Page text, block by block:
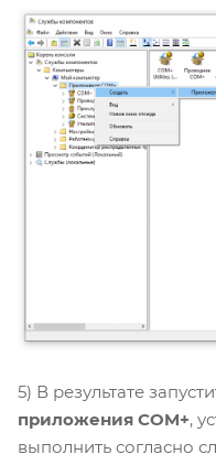
5) В результате
приложения COM+,
выполнить согласно